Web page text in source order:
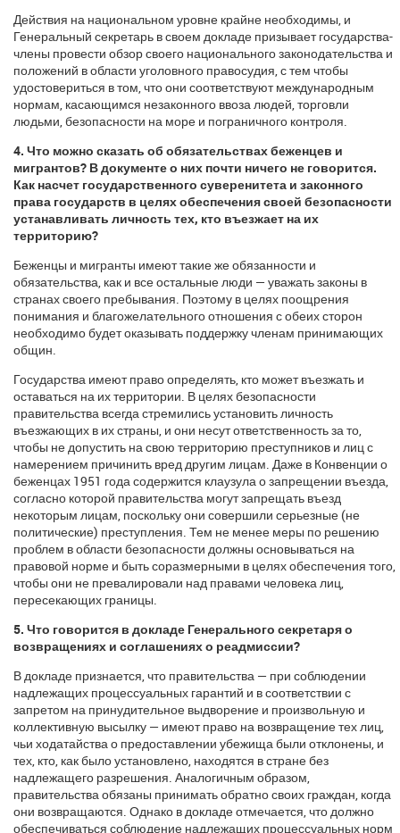
Действия на национальном уровне крайне необходимы, и
Генеральный секретарь в своем докладе призывает государства-
члены провести обзор своего национального законодательства и
положений в области уголовного правосудия, с тем чтобы
удостовериться в том, что они соответствуют международным
нормам, касающимся незаконного ввоза людей, торговли
людьми, безопасности на море и пограничного контроля.
4. Что можно сказать об обязательствах беженцев и
мигрантов? В документе о них почти ничего не говорится.
Как насчет государственного суверенитета и законного
права государств в целях обеспечения своей безопасности
устанавливать личность тех, кто въезжает на их
территорию?
Беженцы и мигранты имеют такие же обязанности и
обязательства, как и все остальные люди — уважать законы в
странах своего пребывания. Поэтому в целях поощрения
понимания и благожелательного отношения с обеих сторон
необходимо будет оказывать поддержку членам принимающих
общин.
Государства имеют право определять, кто может въезжать и
оставаться на их территории. В целях безопасности
правительства всегда стремились установить личность
въезжающих в их страны, и они несут ответственность за то,
чтобы не допустить на свою территорию преступников и лиц с
намерением причинить вред другим лицам. Даже в Конвенции о
беженцах 1951 года содержится клаузула о запрещении въезда,
согласно которой правительства могут запрещать въезд
некоторым лицам, поскольку они совершили серьезные (не
политические) преступления. Тем не менее меры по решению
проблем в области безопасности должны основываться на
правовой норме и быть соразмерными в целях обеспечения того,
чтобы они не превалировали над правами человека лиц,
пересекающих границы.
5. Что говорится в докладе Генерального секретаря о
возвращениях и соглашениях о реадмиссии?
В докладе признается, что правительства — при соблюдении
надлежащих процессуальных гарантий и в соответствии с
запретом на принудительное выдворение и произвольную и
коллективную высылку — имеют право на возвращение тех лиц,
чьи ходатайства о предоставлении убежища были отклонены, и
тех, кто, как было установлено, находятся в стране без
надлежащего разрешения. Аналогичным образом,
правительства обязаны принимать обратно своих граждан, когда
они возвращаются. Однако в докладе отмечается, что должно
обеспечиваться соблюдение надлежащих процессуальных норм